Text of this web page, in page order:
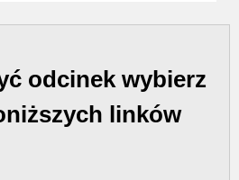
odcinek wybierz
linków